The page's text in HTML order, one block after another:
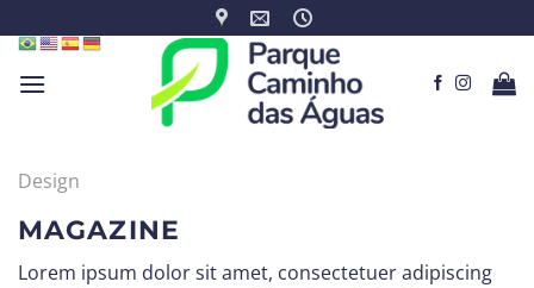
to
content
Design
MAGAZINE
Lorem ipsum dolor sit amet, consectetuer adipiscing